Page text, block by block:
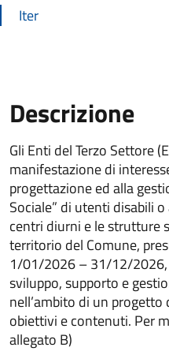
Iter
Descrizione
Descrizione Bando
Gli Enti del Terzo Settore
manifestazione di
progettazione ed alla
Sociale” di utenti disabili
centri diurni e le strutture
territorio del Comune,
1/01/2026 – 31/12/
sviluppo, supporto e
nell’ambito di un progetto
obiettivi e contenuti. Per
allegato B)